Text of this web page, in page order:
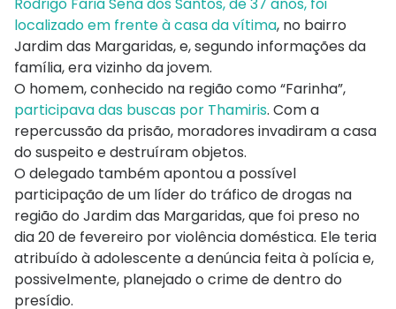
Rodrigo Faria Sena dos Santos, de 37 anos, foi
localizado em frente à casa da vítima, no bairro
Jardim das Margaridas, e, segundo informações da
família, era vizinho da jovem.
O homem, conhecido na região como “Farinha”,
participava das buscas por Thamiris. Com a
repercussão da prisão, moradores invadiram a casa
do suspeito e destruíram objetos.
O delegado também apontou a possível
participação de um líder do tráfico de drogas na
região do Jardim das Margaridas, que foi preso no
dia 20 de fevereiro por violência doméstica. Ele teria
atribuído à adolescente a denúncia feita à polícia e,
possivelmente, planejado o crime de dentro do
presídio.